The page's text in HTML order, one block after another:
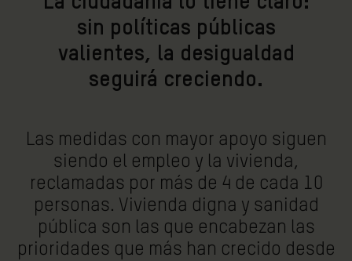
sin políticas públicas
valientes, la desigualdad
seguirá creciendo.
Las medidas con mayor apoyo siguen
siendo el empleo y la vivienda,
reclamadas por más de 4 de cada 10
personas. Vivienda digna y sanidad
pública son las que encabezan las
prioridades que más han crecido desde